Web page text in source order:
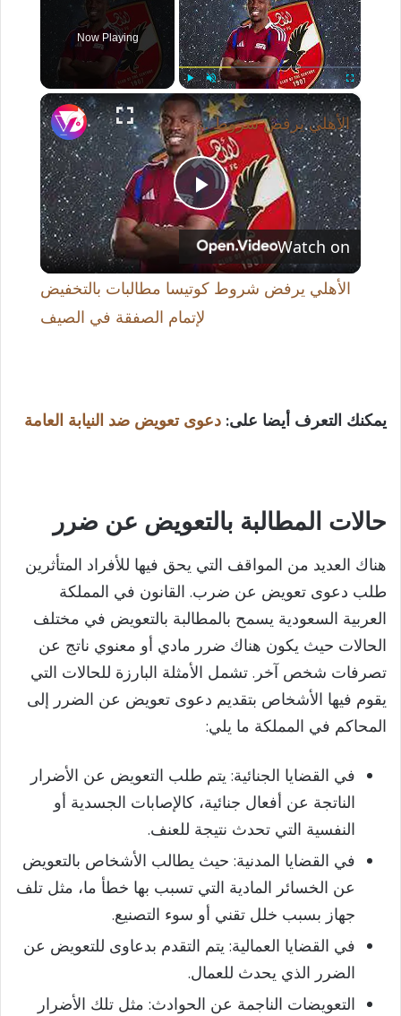
Play Unmute Fullscreen
Now Playing
×
P
l
a
V
d
e
o
الأهلي يرفض شروط كوتيسا مطالبات بالتخفيض لإتمام الصفقة في الصيف
Watch on
الأهلي يرفض شروط كوتيسا مطالبات بالتخفيض
لإتمام الصفقة في الصيف
يمكنك التعرف أيضا على: دعوى تعويض ضد النيابة العامة
حالات المطالبة بالتعويض عن ضرر
هناك العديد من المواقف التي يحق فيها للأفراد المتأثرين
طلب دعوى تعويض عن ضرب. القانون في المملكة
العربية السعودية يسمح بالمطالبة بالتعويض في مختلف
الحالات حيث يكون هناك ضرر مادي أو معنوي ناتج عن
تصرفات شخص آخر. تشمل الأمثلة البارزة للحالات التي
يقوم فيها الأشخاص بتقديم دعوى تعويض عن الضرر إلى
المحاكم في المملكة ما يلي:
في القضايا الجنائية: يتم طلب التعويض عن الأضرار
الناتجة عن أفعال جنائية، كالإصابات الجسدية أو
النفسية التي تحدث نتيجة للعنف.
في القضايا المدنية: حيث يطالب الأشخاص بالتعويض
عن الخسائر المادية التي تسبب بها خطأ ما، مثل تلف
جهاز بسبب خلل تقني أو سوء التصنيع.
في القضايا العمالية: يتم التقدم بدعاوى للتعويض عن
الضرر الذي يحدث للعمال.
التعويضات الناجمة عن الحوادث: مثل تلك الأضرار